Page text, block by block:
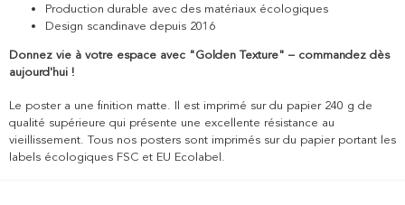
Production durable avec des matériaux écologiques
Design scandinave depuis 2016
Donnez vie à votre espace avec "Golden Texture" – commandez dès
aujourd'hui !
Le poster a une finition matte. Il est imprimé sur du papier 240 g de
qualité supérieure qui présente une excellente résistance au
vieillissement. Tous nos posters sont imprimés sur du papier portant les
labels écologiques FSC et EU Ecolabel.